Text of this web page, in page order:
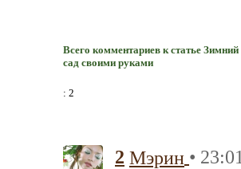
Всего комментариев к статье
сад своими руками
: 2
2 Мэрин •